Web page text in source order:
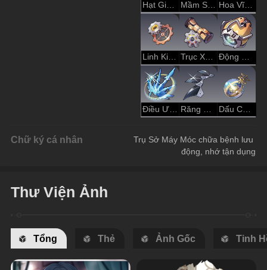
Hạt Giống Trù Phú Mầm Sống Hoa Vĩnh Cửu
Linh Kiện Cổ Xưa Trục Xoay Cổ Xưa Động Cơ Cổ Đại
Điều Ước Của Đấng Bảo Vệ
Chữ ký cá nhân
Trụ Sở Máy Móc chữa bệnh lưu
động, nhớ tận dụng
Thư Viện Ảnh
Tổng Thẻ Ảnh Gốc Tinh